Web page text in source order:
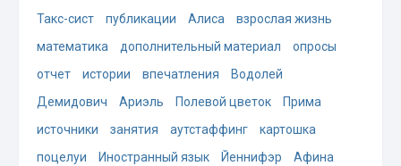
Такс-сист
публикации Алиса
взрослая жизнь
математика
дополнительный материал
опросы
отчет
истории впечатления
Водолей
Демидович
Ариэль Полевой цветок
Прима
источники
занятия аутстаффинг
картошка
поцелуи
Иностранный язык Йеннифэр
Афина